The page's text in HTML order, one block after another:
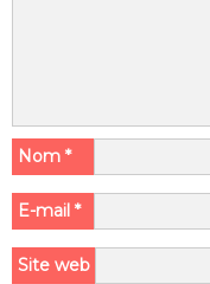
Nom *
E-mail *
Site web